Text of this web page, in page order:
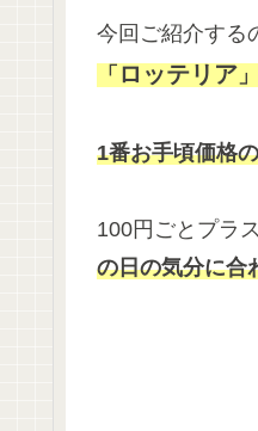
今回ご紹介する
「 ロッテリア
1番お手頃価格
100円ごとプラ
の日の気分に合